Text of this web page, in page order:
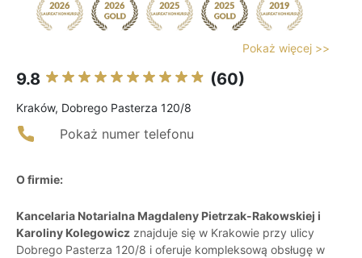
Pokaż więcej >>
9.8 (60)
Kraków, Dobrego Pasterza 120/8
Pokaż numer telefonu
O firmie:
Kancelaria Notarialna Magdaleny Pietrzak-Rakowskiej i
Karoliny Kolegowicz znajduje się w Krakowie przy ulicy
Dobrego Pasterza 120/8 i oferuje kompleksową obsługę w